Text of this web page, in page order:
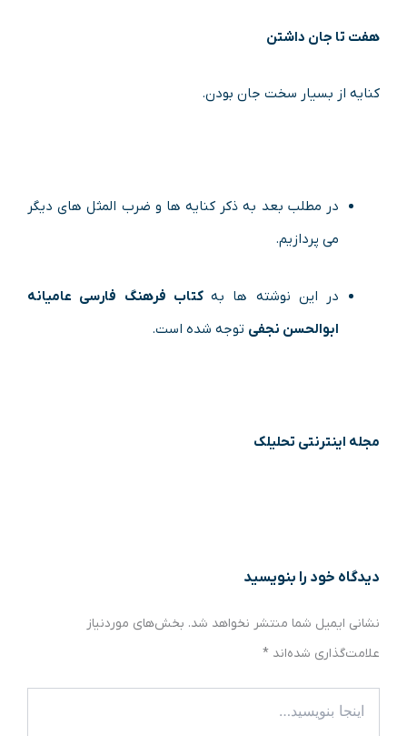
هفت تا جان داشتن
کنایه از بسیار سخت جان بودن.
در مطلب بعد به ذکر کنایه ها و ضرب المثل های دیگر
می پردازیم.
در این نوشته ها به کتاب فرهنگ فارسی عامیانه
ابوالحسن نجفی توجه شده است.
مجله اینترنتی تحلیلک
دیدگاه‌ خود را بنویسید
نشانی ایمیل شما منتشر نخواهد شد. بخش‌های موردنیاز
علامت‌گذاری شده‌اند *
بنویسید…